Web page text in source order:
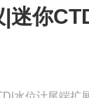
迷你